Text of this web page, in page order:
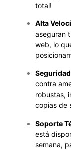
total!
Alta
aseguran
web, lo
contra
robustas,
copias de
Soporte
está
semana,